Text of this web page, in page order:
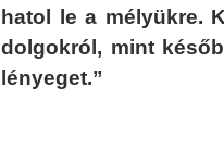
hatol le a mélyükre.
dolgokról, mint
lényeget.”